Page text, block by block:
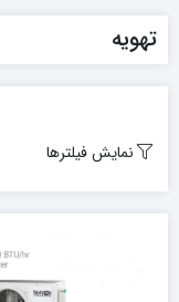
تهویه
نمایش فیلترها